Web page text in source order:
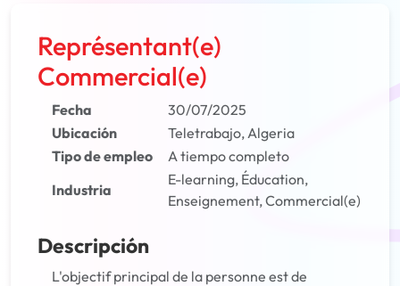
Représentant(e)
Commercial(e)
Fecha
30/07/2025
Ubicación
Teletrabajo, Algeria
Tipo de empleo
A tiempo completo
Industria
E-learning, Éducation,
Enseignement, Commercial(e)
Descripción
L'objectif principal de la personne est de